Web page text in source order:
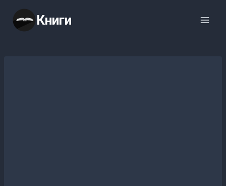
содержимому
Книги